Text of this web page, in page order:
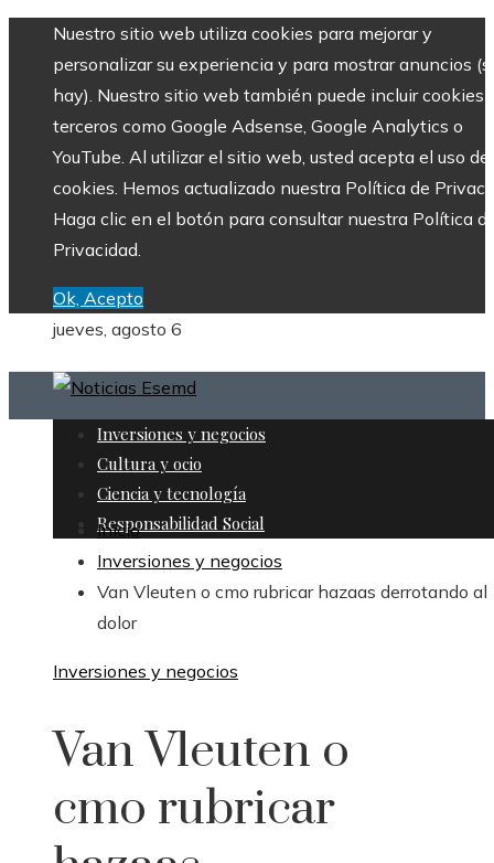
Nuestro sitio web utiliza cookies para mejorar y
personalizar su experiencia y para mostrar anuncios
hay). Nuestro sitio web también puede incluir cookies
terceros como Google Adsense, Google Analytics o
YouTube. Al utilizar el sitio web, usted acepta el uso de
cookies. Hemos actualizado nuestra Política de
Haga clic en el botón para consultar nuestra Política
Privacidad.
Ok, Acepto
jueves, agosto 6
Inversiones y negocios
Cultura y ocio
Ciencia y tecnología
Responsabilidad Social
Inicio
Inversiones y negocios
Van Vleuten o cmo rubricar hazaas derrotando al
dolor
Inversiones y negocios
Van Vleuten o
cmo rubricar